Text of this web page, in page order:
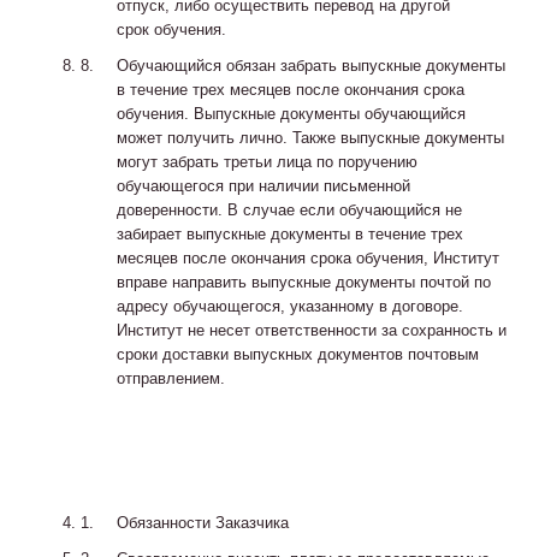
отпуск, либо осуществить перевод на другой
срок обучения.
Обучающийся обязан забрать выпускные документы
в течение трех месяцев после окончания срока
обучения. Выпускные документы обучающийся
может получить лично. Также выпускные документы
могут забрать третьи лица по поручению
обучающегося при наличии письменной
доверенности. В случае если обучающийся не
забирает выпускные документы в течение трех
месяцев после окончания срока обучения, Институт
вправе направить выпускные документы почтой по
адресу обучающегося, указанному в договоре.
Институт не несет ответственности за сохранность и
сроки доставки выпускных документов почтовым
отправлением.
Обязанности Заказчика